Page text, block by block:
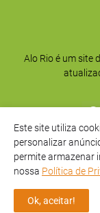
Alo Rio é um site
Início
Este site utiliza
personalizar
permite armazenar
nossa Política de
Ok, aceitar!